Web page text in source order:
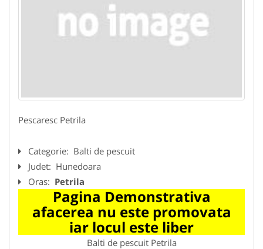
Pescaresc Petrila
Categorie: Balti de pescuit
Judet: Hunedoara
Oras: Petrila
Pagina Demonstrativa
afacerea nu este promovata
iar locul este liber
Balti de pescuit Petrila